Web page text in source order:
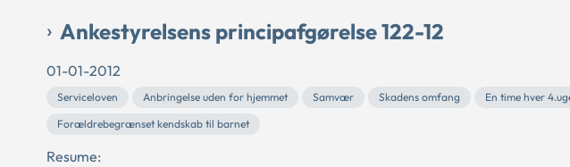
Ankestyrelsens principafgørelse 122-12
01-01-2012
Serviceloven Anbringelse uden for hjemmet Samvær Skadens omfang En time hver
Forældrebegrænset kendskab til barnet
Resume: